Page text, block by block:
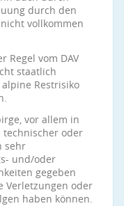
durch den
vollkommen
Regel vom DAV
staatlich
Restrisiko
vor allem in
technischer oder
sehr
und/oder
gegeben
Verletzungen oder
haben können.